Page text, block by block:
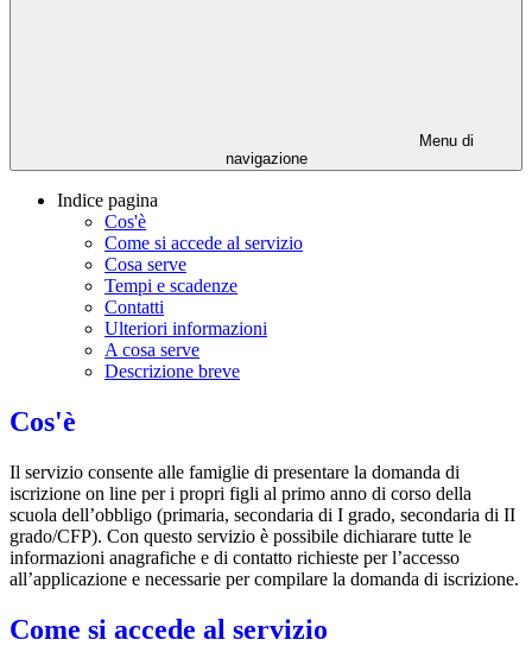
Menu di
navigazione
Indice pagina
Cos'è
Come si accede al servizio
Cosa serve
Tempi e scadenze
Contatti
Ulteriori informazioni
A cosa serve
Descrizione breve
Cos'è
Il servizio consente alle famiglie di presentare la domanda di
iscrizione on line per i propri figli al primo anno di corso della
scuola dell’obbligo (primaria, secondaria di I grado, secondaria di II
grado/CFP). Con questo servizio è possibile dichiarare tutte le
informazioni anagrafiche e di contatto richieste per l’accesso
all’applicazione e necessarie per compilare la domanda di iscrizione.
Come si accede al servizio